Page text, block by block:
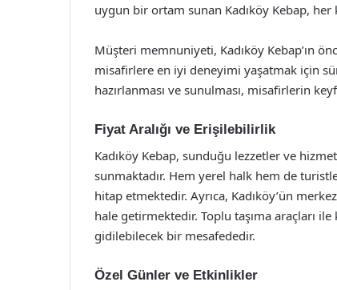
uygun bir ortam sunan Kadıköy Kebap, her
Müşteri memnuniyeti, Kadıköy Kebap’ın
misafirlere en iyi deneyimi yaşatmak için
hazırlanması ve sunulması, misafirlerin
Fiyat Aralığı ve Erişilebilirlik
Kadıköy Kebap, sunduğu lezzetler ve
sunmaktadır. Hem yerel halk hem de
hitap etmektedir. Ayrıca, Kadıköy’ün
hale getirmektedir. Toplu taşıma araçları
gidilebilecek bir mesafededir.
Özel Günler ve Etkinlikler